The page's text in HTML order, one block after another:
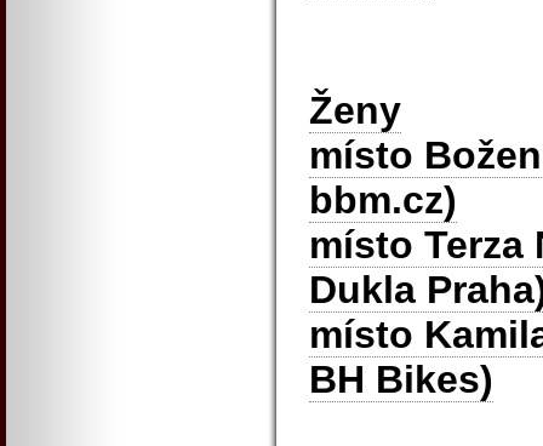
Ženy
místo
bbm.cz)
místo Terza
Dukla
místo
BH Bikes)